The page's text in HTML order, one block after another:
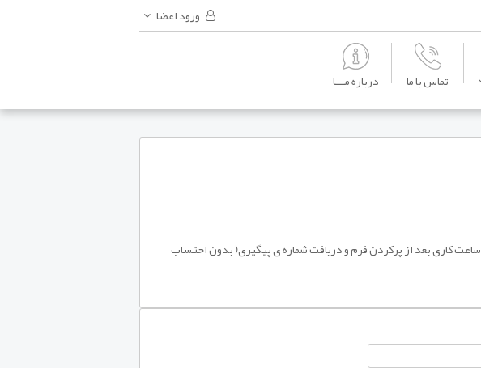
ورود اعضا
تماس با ما درباره مـــا
o استرداد وجه مربوط به تاخیر بیش از دو ساعت و ابطال پرواز، ظرف 72 ساعت کاری و موارد دیگر، ظرف 24 ساعت کاری بعد از پرکردن فرم و دریافت شماره ی پیگیری( بدون احتساب